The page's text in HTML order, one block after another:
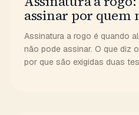
assinar por quem
Assinatura a rogo é quando
não pode assinar. O que diz
por que são exigidas duas